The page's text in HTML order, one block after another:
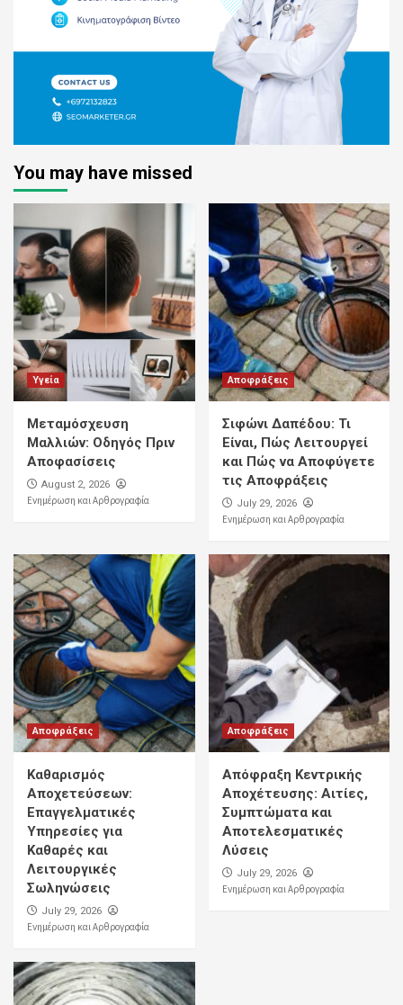
You may have missed
Υγεία
Μεταμόσχευση
Μαλλιών: Οδηγός Πριν
Αποφασίσεις
August 2, 2026
Ενημέρωση και Αρθρογραφία
Αποφράξεις
Σιφώνι Δαπέδου: Τι
Είναι, Πώς Λειτουργεί
και Πώς να Αποφύγετε
τις Αποφράξεις
July 29, 2026
Ενημέρωση και Αρθρογραφία
Αποφράξεις
Καθαρισμός
Αποχετεύσεων:
Επαγγελματικές
Υπηρεσίες για
Καθαρές και
Λειτουργικές
Σωληνώσεις
July 29, 2026
Ενημέρωση και Αρθρογραφία
Αποφράξεις
Απόφραξη Κεντρικής
Αποχέτευσης: Αιτίες,
Συμπτώματα και
Αποτελεσματικές
Λύσεις
July 29, 2026
Ενημέρωση και Αρθρογραφία